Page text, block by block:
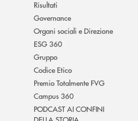
Risultati
Governance
Organi sociali e Direzione
ESG 360
Gruppo
Codice Etico
Premio Totalmente FVG
Campus 360
PODCAST AI CONFINI